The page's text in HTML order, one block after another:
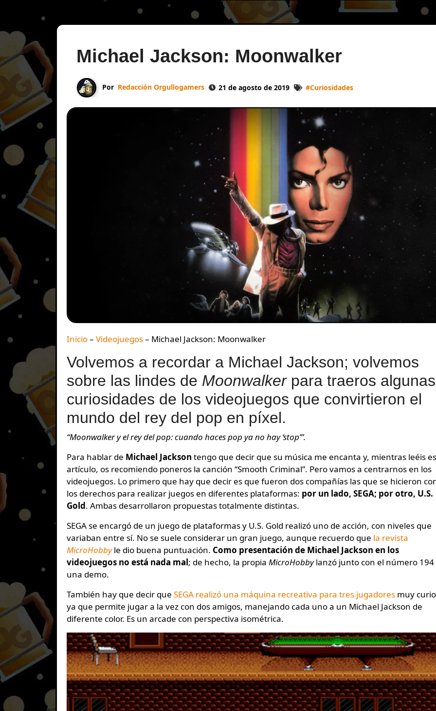
Michael Jackson: Moonwalker
Por Redacción Orgullogamers 21 de agosto de 2019 #Curiosidades
Inicio– Videojuegos– Michael Jackson: Moonwalker
Volvemos a recordar a Michael Jackson; volvemos
sobre las lindes de Moonwalkerpara traeros algunas
curiosidades de los videojuegos que convirtieron el
mundo del rey del pop en píxel.
“Moonwalker y el rey del pop: cuando haces pop ya no hay ‘stop’”.
Para hablar de Michael Jackson tengo que decir que su música me encanta y, mientras leéis
artículo, os recomiendo poneros la canción “Smooth Criminal”. Pero vamos a centrarnos en los
videojuegos. Lo primero que hay que decir es que fueron dos compañías las que se hicieron
los derechos para realizar juegos en diferentes plataformas: por un lado, SEGA; por otro, U.S.
Gold. Ambas desarrollaron propuestas totalmente distintas.
SEGA se encargó de un juego de plataformas y U.S. Gold realizó uno de acción, con niveles que
variaban entre sí. No se suele considerar un gran juego, aunque recuerdo que la revista
MicroHobbyle dio buena puntuación. Como presentación de Michael Jackson en los
videojuegos no está nada mal; de hecho, la propia MicroHobbylanzó junto con el número 194
una demo.
También hay que decir que SEGA realizó una máquina recreativa para tres jugadores muy
ya que permite jugar a la vez con dos amigos, manejando cada uno a un Michael Jackson de
diferente color. Es un arcade con perspectiva isométrica.